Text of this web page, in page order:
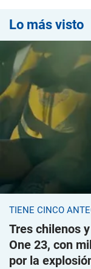
Lo más visto
TIENE CINCO
Tres chilenos
One 23, con
por la